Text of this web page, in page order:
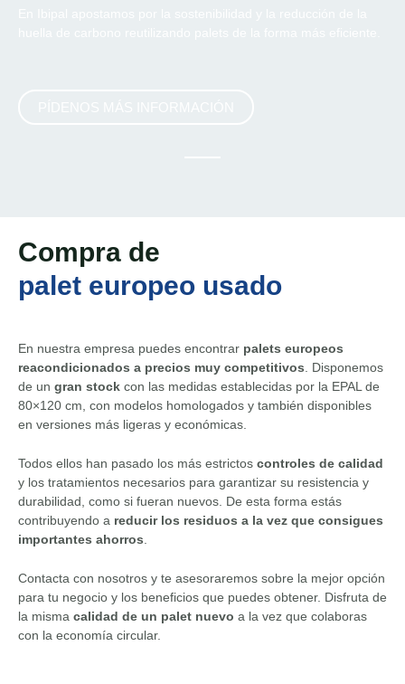
Compra de
palet europeo usado
En nuestra empresa puedes encontrar palets europeos
reacondicionados a precios muy competitivos. Disponemos
de un gran stock con las medidas establecidas por la EPAL de
80×120 cm, con modelos homologados y también disponibles
en versiones más ligeras y económicas.
Todos ellos han pasado los más estrictos controles de calidad
y los tratamientos necesarios para garantizar su resistencia y
durabilidad, como si fueran nuevos. De esta forma estás
contribuyendo a reducir los residuos a la vez que consigues
importantes ahorros.
Contacta con nosotros y te asesoraremos sobre la mejor opción
para tu negocio y los beneficios que puedes obtener. Disfruta de
la misma calidad de un palet nuevo a la vez que colaboras
con la economía circular.